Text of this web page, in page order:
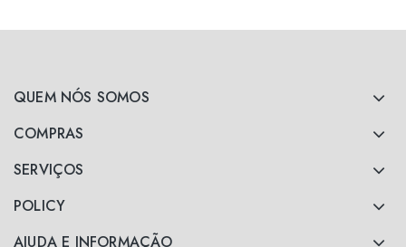
QUEM NÓS SOMOS
COMPRAS
SERVIÇOS
POLICY
AJUDA E INFORMAÇÃO